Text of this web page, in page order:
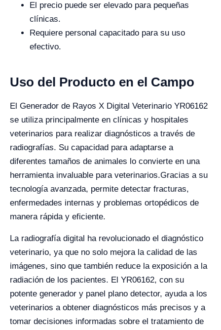
El precio puede ser elevado para pequeñas
clínicas.
Requiere personal capacitado para su uso
efectivo.
Uso del Producto en el Campo
El Generador de Rayos X Digital Veterinario YR06162
se utiliza principalmente en clínicas y hospitales
veterinarios para realizar diagnósticos a través de
radiografías. Su capacidad para adaptarse a
diferentes tamaños de animales lo convierte en una
herramienta invaluable para veterinarios.Gracias a su
tecnología avanzada, permite detectar fracturas,
enfermedades internas y problemas ortopédicos de
manera rápida y eficiente.
La radiografía digital ha revolucionado el diagnóstico
veterinario, ya que no solo mejora la calidad de las
imágenes, sino que también reduce la exposición a la
radiación de los pacientes. El YR06162, con su
potente generador y panel plano detector, ayuda a los
veterinarios a obtener diagnósticos más precisos y a
tomar decisiones informadas sobre el tratamiento de